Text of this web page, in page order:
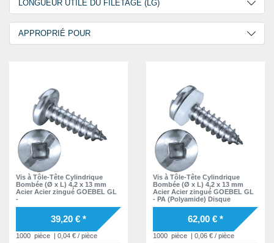
16,0 mm
19,0 mm 10
5
4,3 mm
4,8 mm
LONGUEUR UTILE DU FILETAGE (LG)
5,7 mm
8,7 mm
8,8 mm
9,2 mm 4
9,8 mm
10,2 mm 4
11,3 mm
11,7 mm
11,8 mm
APPROPRIÉ POUR
Vis à Tôle-Tête Cylindrique
Bombée (Ø x L) 4,2 x 13 mm
Acier Acier zingué GOEBEL GL
-
39,20 € *
1000 pièce | 0,04 € / pièce
Vis à Tôle-Tête Cylindrique
Bombée (Ø x L) 4,2 x 13 mm
Acier Acier zingué GOEBEL GL
- PA (Polyamide) Disque
62,00 € *
1000 pièce | 0,06 € / pièce